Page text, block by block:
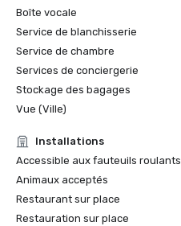
Boîte vocale
Service de blanchisserie
Service de chambre
Services de conciergerie
Stockage des bagages
Vue (Ville)
Installations
Accessible aux fauteuils roulants
Animaux acceptés
Restaurant sur place
Restauration sur place